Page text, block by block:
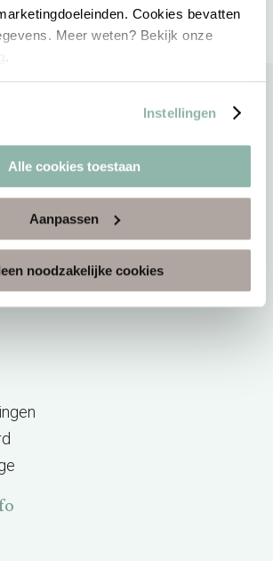
Cookies bevatten
Meer weten? Bekijk onze
.
Instellingen
Alle cookies toestaan
Aanpassen
noodzakelijke cookies